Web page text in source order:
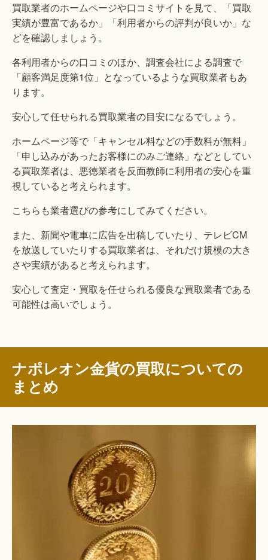
買取業者のホームページや口コミサイトを見て、「買取
実績が豊富であるか」「利用者からの評判が良いか」な
どを確認しましょう。
各利用者からの口コミのほか、調査会社による調査で
「顧客満足度第1位」となっているような買取業者もあ
ります。
安心して任せられる買取業者の目安になるでしょう。
ホームページ等で「キャンセル料などの手数料が無料」
「申し込みがあったお客様にのみご連絡」などとしてい
る買取業者は、悪徳業者を反面教師に利用者の安心を重
視していると考えられます。
こちらも業者選びの参考にしてみてください。
また、新聞や電車に広告を出稿していたり、テレビCM
を放送していたりする買取業者は、それだけ規模の大き
さや実績があると考えられます。
安心して査定・買取を任せられる優良な買取業者である
可能性は高いでしょう。
ナポレオン金貨の買取についての
まとめ